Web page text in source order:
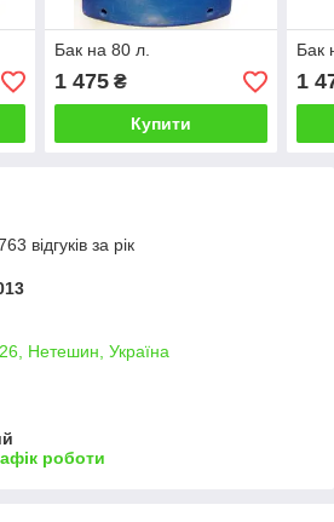
Бак на 80 л.
1 475₴
Купити
Бак
1
відгуків за рік
Нетешин, Україна
роботи